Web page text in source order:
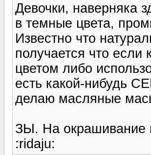
Девочки, наверняка
в темные цвета,
Известно что
получается что если
цветом либо
есть какой-нибудь
делаю масляные
ЗЫ. На окрашивание
:ridaju: